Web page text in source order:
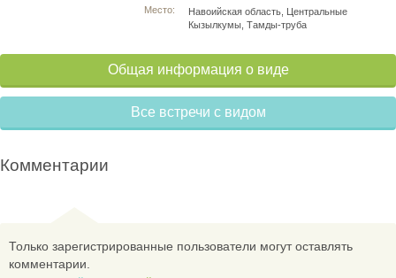
Место:
Навоийская область, Центральные
Кызылкумы, Тамды-труба
Общая информация о виде
Все встречи с видом
Комментарии
Только зарегистрированные пользователи могут оставлять
комментарии.